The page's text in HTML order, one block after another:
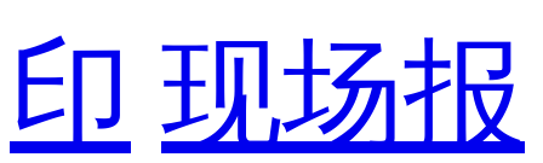
印 现场报